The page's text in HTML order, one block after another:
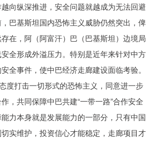
向纵深推进，安全问题就越成为无法回避
巴基斯坦国内恐怖主义威胁仍然突出，俾
在，阿（阿富汗）巴（巴基斯坦）边境局
全形成外溢压力。特别是近年来针对中方
全事件，使中巴经济走廊建设面临考验。
度打击一切形式的恐怖主义，同意进一步
，共同保障中巴共建“一带一路”合作安全
力本身就是发展能力的一部分，只有中国
实维护，投资信心才能稳定，走廊项目才